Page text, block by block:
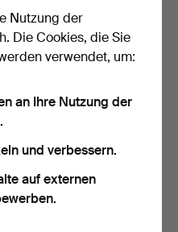
232. BRONZEKRABBE.
Nutzung der
Die Cookies, die Sie
verwendet, um:
an Ihre Nutzung der
und verbessern.
auf externen